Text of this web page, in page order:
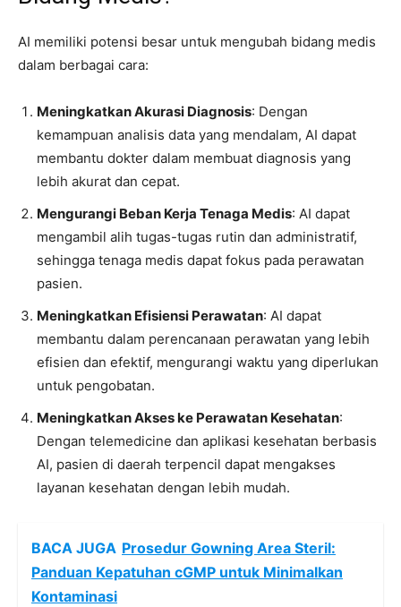
AI memiliki potensi besar untuk mengubah bidang medis
dalam berbagai cara:
Meningkatkan Akurasi Diagnosis: Dengan
kemampuan analisis data yang mendalam, AI dapat
membantu dokter dalam membuat diagnosis yang
lebih akurat dan cepat.
Mengurangi Beban Kerja Tenaga Medis: AI dapat
mengambil alih tugas-tugas rutin dan administratif,
sehingga tenaga medis dapat fokus pada perawatan
pasien.
Meningkatkan Efisiensi Perawatan: AI dapat
membantu dalam perencanaan perawatan yang lebih
efisien dan efektif, mengurangi waktu yang diperlukan
untuk pengobatan.
Meningkatkan Akses ke Perawatan Kesehatan:
Dengan telemedicine dan aplikasi kesehatan berbasis
AI, pasien di daerah terpencil dapat mengakses
layanan kesehatan dengan lebih mudah.
BACA JUGA Prosedur Gowning Area Steril:
Panduan Kepatuhan cGMP untuk Minimalkan
Kontaminasi